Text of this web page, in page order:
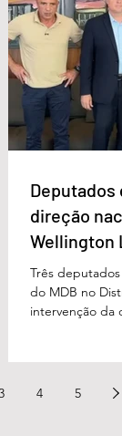
pessoas com
projetada para
Deputados
direção
Wellington
Três
do MDB no
intervenção da
regional da
4 5